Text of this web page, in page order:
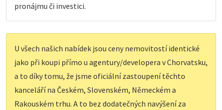
pronájmu či investici.
U všech našich nabídek jsou ceny nemovitostí identické
jako při koupi přímo u agentury/developera v Chorvatsku,
a to díky tomu, že jsme oficiální zastoupení těchto
kanceláří na Českém, Slovenském, Německém a
Rakouském trhu. A to bez dodatečných navýšení za